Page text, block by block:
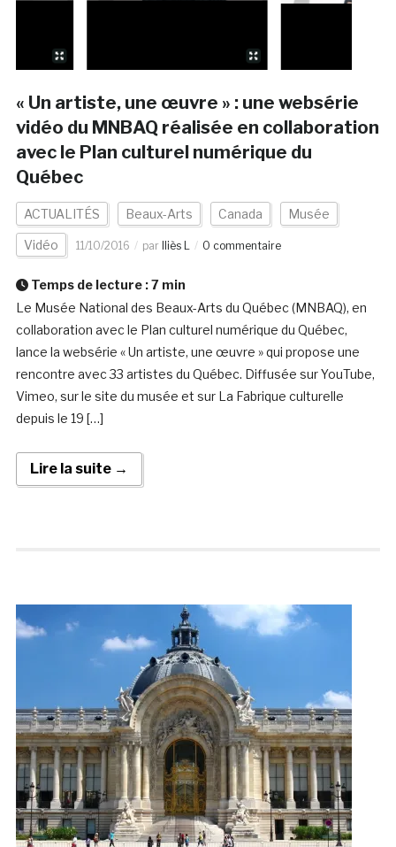
« Un artiste, une œuvre » : une websérie
vidéo du MNBAQ réalisée en collaboration
avec le Plan culturel numérique du
Québec
ACTUALITÉS Beaux-Arts Canada Musée
Vidéo 11/10/2016 par Iliès L 0 commentaire
Temps de lecture :7 min
Le Musée National des Beaux-Arts du Québec (MNBAQ), en
collaboration avec le Plan culturel numérique du Québec,
lance la websérie « Un artiste, une œuvre » qui propose une
rencontre avec 33 artistes du Québec. Diffusée sur YouTube,
Vimeo, sur le site du musée et sur La Fabrique culturelle
depuis le 19 […]
Lire la suite →